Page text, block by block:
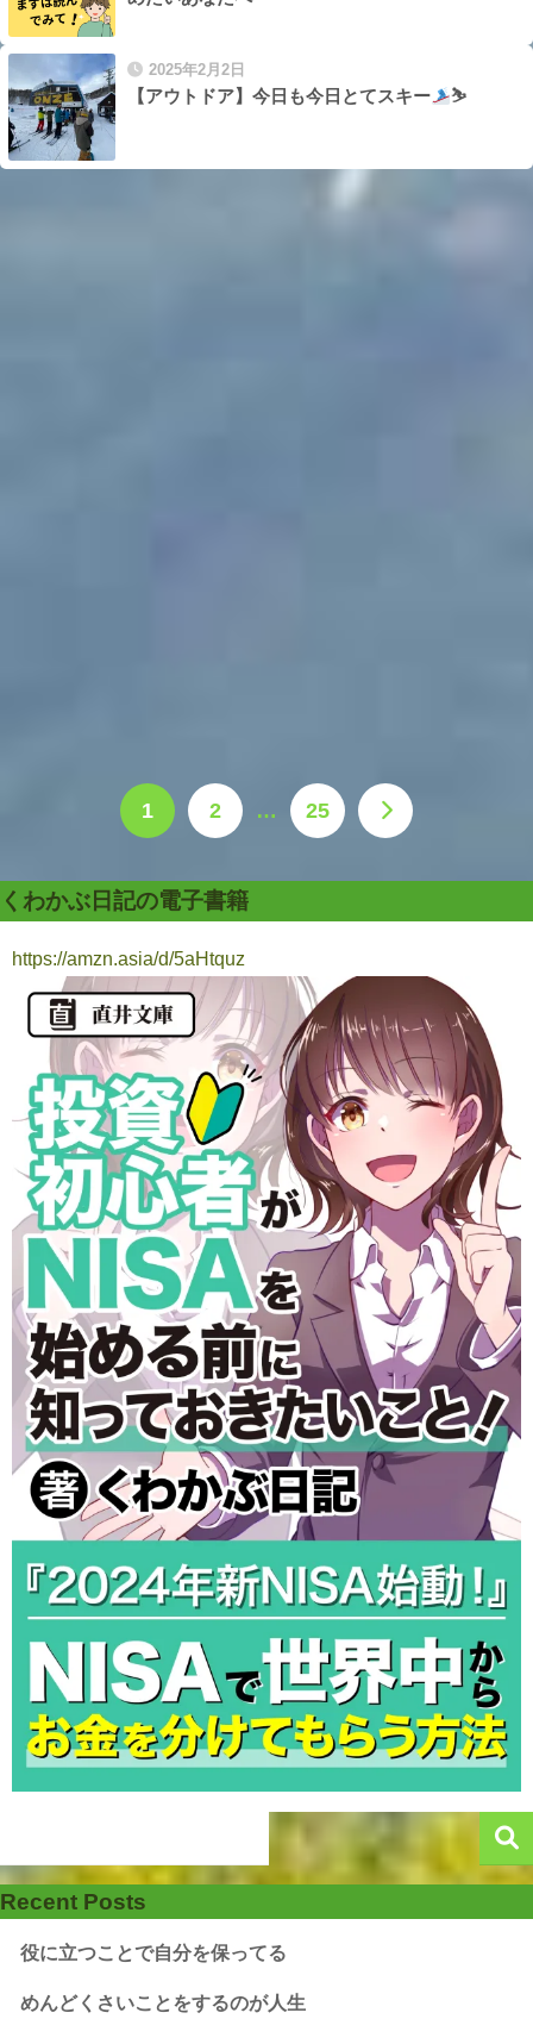
2025年2月2日
【アウトドア】今日も今日とてスキー ⛷
1 2 … 25
くわかぶ日記の電子書籍
https://amzn.asia/d/5aHtquz
Recent Posts
役に立つことで自分を保ってる
めんどくさいことをするのが人生